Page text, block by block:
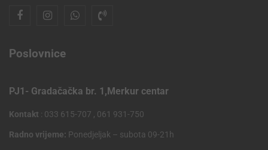
Poslovnice
PJ1- Gradačačka br. 1,Merkur centar
Kontakt : 033 615-707 , 061 931-750
Radno vrijeme: Ponedjeljak – subota 09-21h